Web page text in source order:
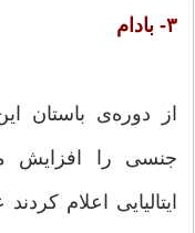
۳- بادام
از دوره‌ی باستان
ایتالیایی اعلام